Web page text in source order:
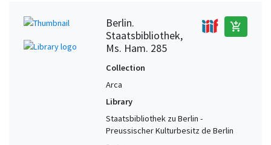
Berlin.
Staatsbibliothek,
Ms. Ham. 285
add_shopping_cart
Collection
Arca
Library
Staatsbibliothek zu Berlin -
Preussischer Kulturbesitz de Berlin